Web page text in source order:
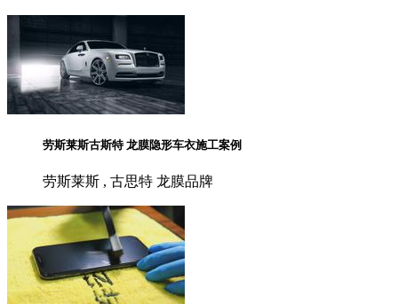
劳斯莱斯古斯特 龙膜隐形车衣施工案例
劳斯莱斯 , 古思特 龙膜品牌